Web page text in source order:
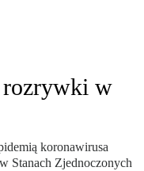
rozrywki w
koronawirusa
Stanach Zjednoczonych